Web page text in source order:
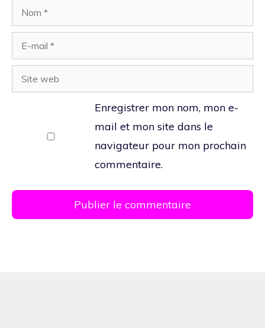
Nom
mail
Site
web
Enregistrer mon nom, mon e-
mail et mon site dans le
navigateur pour mon prochain
commentaire.